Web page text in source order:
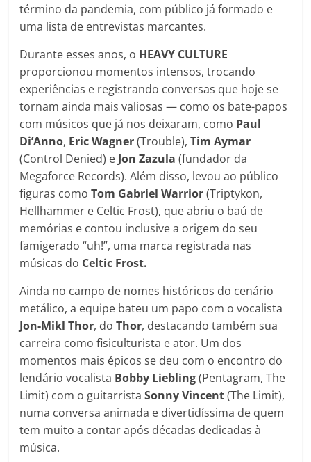
término da pandemia, com público já formado e
uma lista de entrevistas marcantes.
Durante esses anos, o HEAVY CULTURE
proporcionou momentos intensos, trocando
experiências e registrando conversas que hoje se
tornam ainda mais valiosas — como os bate-papos
com músicos que já nos deixaram, como Paul
Di’Anno, Eric Wagner(Trouble),Tim Aymar
(Control Denied) e Jon Zazula (fundador da
Megaforce Records). Além disso, levou ao público
figuras comoTom Gabriel Warrior(Triptykon,
Hellhammer e Celtic Frost), que abriu o baú de
memórias e contou inclusive a origem do seu
famigerado “uh!”, uma marca registrada nas
músicas do Celtic Frost.
Ainda no campo de nomes históricos do cenário
metálico, a equipe bateu um papo com o vocalista
Jon-Mikl Thor, doThor, destacando também sua
carreira como fisiculturista e ator. Um dos
momentos mais épicos se deu com o encontro do
lendário vocalista Bobby Liebling(Pentagram, The
Limit) com o guitarristaSonny Vincent(The Limit),
numa conversa animada e divertidíssima de quem
tem muito a contar após décadas dedicadas à
música.